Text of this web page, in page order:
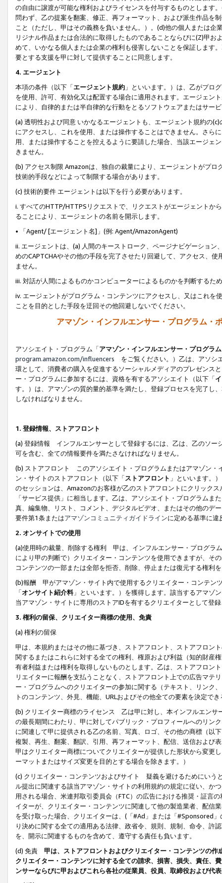
の自由に譲渡が可能な権利およびライセンスを付与するものとします
問わず、乙の提案を翻案、修正、再フォーマット、および派生作品を
こと（ただし、甲はその義務を負いません。）。(d)他の個人または
リジナル作品または合法的に取得したものであることならびに(Z)甲
めて、いかなる個人または企業の権利も侵害しないことを保証します
要とする支援を甲に対して提供することに同意します。
4. エージェント
本項の条件（以下「エージェント規約 」といいます。）は、乙がプロ
を使用、許可、有効化又は配置する場合に適用されます。エージェン
により、自律的または半自律的な行動をとるソフトウェアまたはサー
(a) 透明性および同意 いかなるエージェントも、エージェント規約の
にアクセスし、これを使用、または操作することはできません。さら
用、または操作することを控えるように要請した場合、当該エージェ
きません。
(b) アクセス制限 Amazonは、独自の裁量により、エージェントがプ
技術的手段などによって制限する場合があります。
(c) 技術的要件 エージェントは以下を行う必要があります。
i. すべてのHTTP/HTTPSリクエストで、リクエストがエージェントか
ることにより、エージェントの名前を開示します。
• 「Agent/ [エージェント名]」(例: Agent/AmazonAgent)
ii. エージェントは、(a) 人間のキーストローク、ページナビゲーショ
めのCAPTCHAやその他の手段を完了させたり回避して、アクセス、
ません。
iii. 対話が人間によるものかコンピューターによるものかを判断するた
iv. エージェントがプログラム・コンテンツにアクセスし、又はこれ
ことを目的とした手段を迂回その他回避しないでください。
アマゾン・インフルエンサー・プログラム・
アソシエイト・プログラム「アマゾン・インフルエンサー・プログラム
program.amazon.com/influencers をご覧ください。）乙は、アソシ
環として、消費者の購入を促進するソーシャルメディアのプレゼンス
ー・プログラムに参加するには、資格を有するアソシエイト（以下「
す。）は、アマゾンの質的量的基準を満たし、登録プロセスを完了し、
しなければなりません。
1. 登録情報、ストアフロント
(a) 登録情報 インフルエンサーとして登録するには、乙は、乙のソー
可を含む、全ての情報要件を満たさなければなりません。
(b) ストアフロント このアソシエイト・プログラムまたはアマゾン・
ン・サイトのストアフロント（以下「ストアフロント 」といいます。
のセッションは、Amazonのお客様が乙のストアフロントにクリック
「サービス提供」に相当します。乙は、アソシエイト・プログラム
真、編集物、リスト、コメント、デジタルビデオ、またはその他のデ
要件第1条またはアマゾンコミュニティガイドラインに定める基準に違
2. オンサイトでの使用
(a)使用時の裁量、削除する権利 甲は、インフルエンサー・プログラ
により甲の判断で）クリエイター・コンテンツを使用できますが、そ
コンテンツの一部または全部を拒否、削除、停止または復元する権利
(b)報酬 甲がアマゾン・サイト内で使用するクリエイター・コンテン
「オンサイト紹介料」といいます。）を獲得します。該当するアマゾ
当アマゾン・サイトに専用のストアIDを有するクリエイターとして登
3. 権利の留保、クリエイター商標の使用、免責
(a) 権利の留保
甲は、本規約またはその他に基づき、ストアフロント、ストアフロン
関するまたはこれらに対する全ての権利、権原および利益（知的財産
有者利益または権利を取得しないものとします。乙は、ストアフロン
リエイターに報酬を支払うことなく、ストアフロント上での広告マテ
ー・プログラムへのクリエイターの参加に関する（テキスト、リンク
トのコンテンツ、外見、機能、URLおよびその他全ての要素を決定で
(b) クリエイター商標のライセンス 乙は甲に対し、本インフルエンサ
の最長期間にわたり、甲に対してパブリック・プロフィールへのリン
に関連して甲に提供される乙の名前、写真、ロゴ、その他の商標（以
複製、再生、翻案、翻訳、引用、再フォーマット、配信、送信および
甲はクリエイター商標についてクリエイターが提供した形状から変更
ーマットまたはサイズ変更を目的とする場合を除きます。）
(c) クリエイター・コンテンツおよびサイト 疑義を避けるためにいう
ル提出に関連する該当アマゾン・サイトの利用規約の規定に従い、か
用される場合、米連邦取引委員会（FTC）の広告における推奨・証言
イターが、クリエイター・コンテンツに関連して他の製造業者、配信
を受け取った場合、クリエイターは、(「#Ad」または「#Sponsored
り決めに関する全ての適用ある法律、政省令、規則、規制、命令、許
を、開示に関連するものを含めて、遵守する責任も負います。
(d) 免責 甲は、ストアフロントおよびクリエイター・コンテンツの
クリエイター・コンテンツに対する全ての請求、損害、損失、責任、
ンサーならびに甲およびこれら各社の従業員、役員、取締役および代